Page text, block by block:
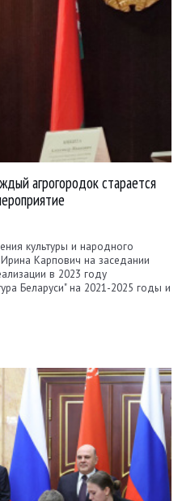
агрогородок старается
культуры и народного
Ирина Карпович на заседании
в 2023 году
Беларуси" на 2021-2025 годы и